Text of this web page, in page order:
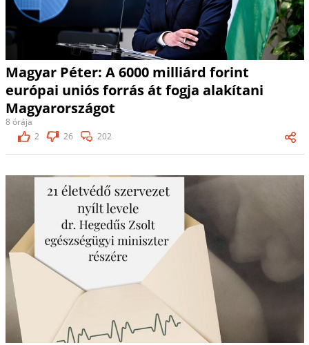
Magyar Péter: A 6000 milliárd forint
európai uniós forrás át fogja alakítani
Magyarországot
8 órája
2
26 202